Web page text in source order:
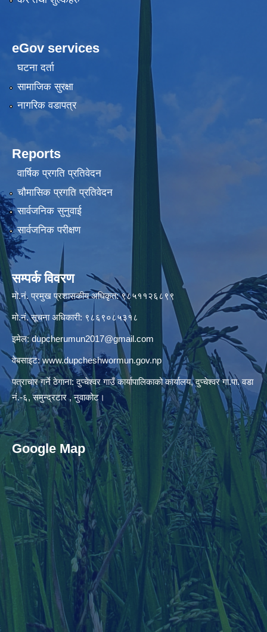
eGov services
घटना दर्ता
सामाजिक सुरक्षा
नागरिक वडापत्र
Reports
वार्षिक प्रगति प्रतिवेदन
चौमासिक प्रगति प्रतिवेदन
सार्वजनिक सुनुवाई
सार्वजनिक परीक्षण
सम्पर्क विवरण
मो.नं. प्रमुख प्रशासकीय अधिकृत: ९८५११२६८९९
मो.नं. सूचना अधिकारी: ९८६९०८५३१८
इमेल:dupcherumun2017@gmail.com
वेबसाइट:www.dupcheshwormun.gov.np
पत्राचार गर्ने ठेगाना: दुप्चेश्वर गाउँ कार्यापालिकाको कार्यालय, दुप्चेश्वर गा.पा. वडा
नं.-६, समुन्द्रटार , नुवाकोट।
Google Map